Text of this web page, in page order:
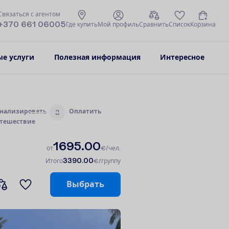
вязаться с агентом
661 06005 Где купитьМой профильСравнитьСписокКорзина
услуги Полезная информация Интересное
ализировать
ешествие
3 Оплатить
от1695.00€/чел.
Итого3390.00€/группу
Выбрать